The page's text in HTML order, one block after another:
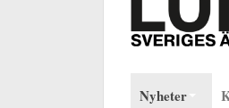
Nyheter